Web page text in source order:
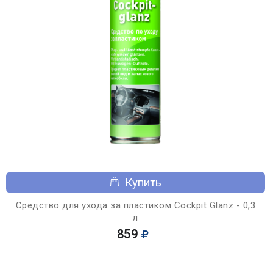
Купить
Средство для ухода за пластиком Cockpit Glanz - 0,3
л
859